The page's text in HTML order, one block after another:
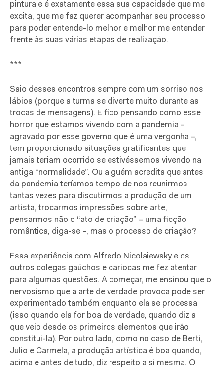
pintura e é exatamente essa sua capacidade que me
excita, que me faz querer acompanhar seu processo
para poder entende-lo melhor e melhor me entender
frente às suas várias etapas de realização.
***
Saio desses encontros sempre com um sorriso nos
lábios (porque a turma se diverte muito durante as
trocas de mensagens). E fico pensando como esse
horror que estamos vivendo com a pandemia –
agravado por esse governo que é uma vergonha –,
tem proporcionado situações gratificantes que
jamais teriam ocorrido se estivéssemos vivendo na
antiga “normalidade”. Ou alguém acredita que antes
da pandemia teríamos tempo de nos reunirmos
tantas vezes para discutirmos a produção de um
artista, trocarmos impressões sobre arte,
pensarmos não o “ato de criação” – uma ficção
romântica, diga-se –, mas o processo de criação?
Essa experiência com Alfredo Nicolaiewsky e os
outros colegas gaúchos e cariocas me fez atentar
para algumas questões. A começar, me ensinou que o
nervosismo que a arte de verdade provoca pode ser
experimentado também enquanto ela se processa
(isso quando ela for boa de verdade, quando diz a
que veio desde os primeiros elementos que irão
constitui-la). Por outro lado, como no caso de Berti,
Julio e Carmela, a produção artística é boa quando,
acima e antes de tudo, diz respeito a si mesma. O